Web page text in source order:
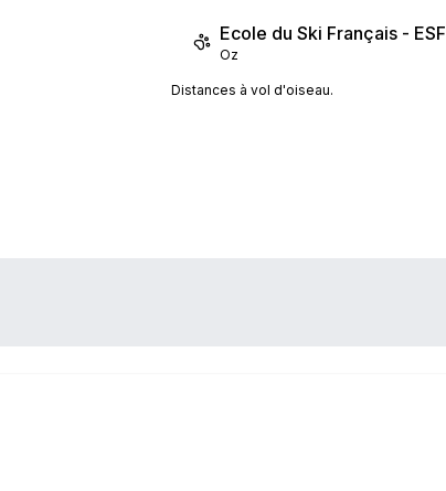
Ecole du Ski Français - ESF
Oz
Distances à vol d'oiseau.